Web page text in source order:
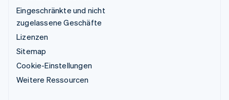
Eingeschränkte und nicht
zugelassene Geschäfte
Lizenzen
Sitemap
Cookie-Einstellungen
Weitere Ressourcen